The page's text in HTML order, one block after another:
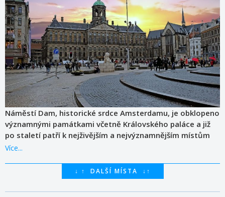
Náměstí Dam, historické srdce Amsterdamu, je obklopeno
významnými památkami včetně Královského paláce a již
po staletí patří k nejživějším a nejvýznamnějším místům
nizozemské metropole.
Více...
↓ ↑ DALŠÍ MÍSTA ↓ ↑